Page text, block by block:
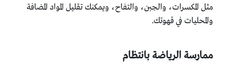
مثل المكسرات، والجبن، والتفاح، ويمكنك تقليل المواد المضافة
والمحليات في قهوتك.
ممارسة الرياضة بانتظام